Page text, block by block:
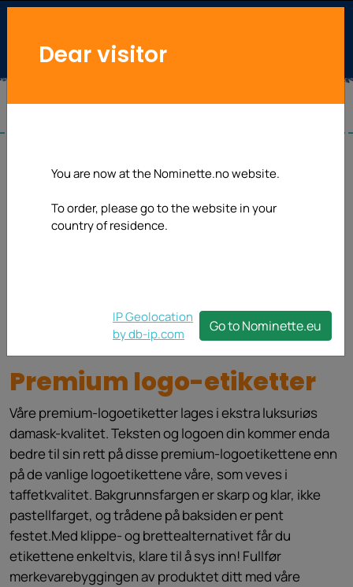
Premium logo-etiketter
Våre premium-logoetiketter lages i ekstra luksuriøs
damask-kvalitet. Teksten og logoen din kommer enda
bedre til sin rett på disse premium-logoetikettene enn
på de vanlige logoetikettene våre, som veves i
taffetkvalitet. Bakgrunnsfargen er skarp og klar, ikke
pastellfarget, og trådene på baksiden er pent
festet.Med klippe- og brettealternativet får du
etikettene enkeltvis, klare til å sys inn! Fullfør
merkevarebyggingen av produktet ditt med våre
Dear visitor
You are now at the Nominette.no website.
To order, please go to the website in your
country of residence.
IP Geolocation
by db-ip.com
Go to Nominette.eu